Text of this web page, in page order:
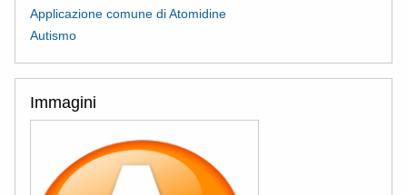
Applicazione comune di Atomidine
Autismo
Immagini